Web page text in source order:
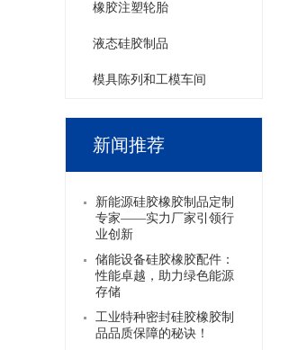
橡胶注塑轮胎
液态硅胶制品
模具陈列和工模车间
新闻推荐
新能源硅胶橡胶制品定制
专家——实力厂家引领行
业创新
储能设备硅胶橡胶配件：
性能卓越，助力绿色能源
存储
工业特种密封硅胶橡胶制
品品质保障的秘诀！